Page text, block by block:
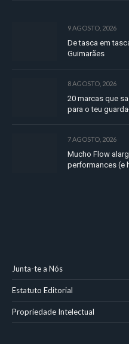
9 AGOSTO, 2026
De tasca em
Guimarães
8 AGOSTO, 2026
20 marcas que
para o teu
7 AGOSTO, 2026
Mucho Flow
performances (e
Junta-te a Nós
Estatuto Editorial
Propriedade Intelectual